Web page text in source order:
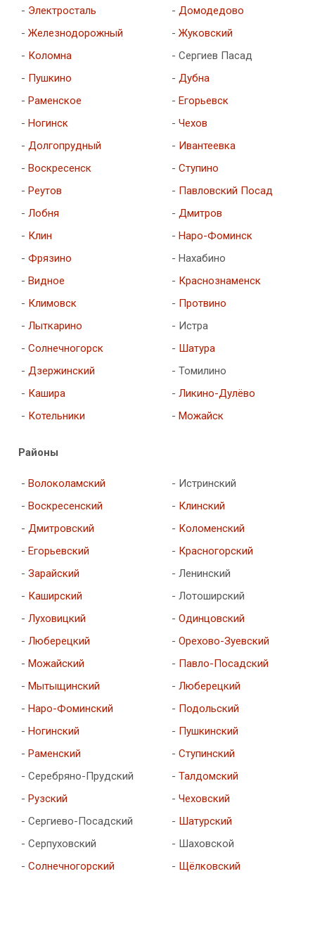
- Электросталь
- Железнодорожный
- Коломна
- Домодедово
- Жуковский
- Сергиев Пасад
- Пушкино
- Раменское
- Ногинск
- Долгопрудный
- Воскресенск
- Реутов
- Лобня
- Клин
- Дубна
- Егорьевск
- Чехов
- Ивантеевка
- Ступино
- Павловский Посад
- Дмитров
- Наро-Фоминск
- Фрязино
- Видное
- Климовск
- Лыткарино
- Солнечногорск
- Дзержинский
- Кашира
- Котельники
- Нахабино
- Краснознаменск
- Протвино
- Истра
- Шатура
- Томилино
- Ликино-Дулёво
- Можайск
Районы
- Волоколамский
- Воскресенский
- Дмитровский
- Егорьевский
- Зарайский
- Каширский
- Истринский
- Клинский
- Коломенский
- Красногорский
- Ленинский
- Лотоширский
- Луховицкий
- Люберецкий
- Можайский
- Мытыщинский
- Наро-Фоминский
- Ногинский
- Одинцовский
- Орехово-Зуевский
- Павло-Посадский
- Люберецкий
- Подольский
- Пушкинский
- Раменский
- Серебряно-Прудский
- Рузский
- Сергиево-Посадский
- Серпуховский
- Солнечногорский
- Ступинский
- Талдомский
- Чеховский
- Шатурский
- Шаховской
- Щёлковский